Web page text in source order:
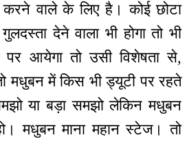
वाले के लिए है। कोई छोटा
देने वाला भी होगा तो भी
आयेगा तो उसी विशेषता से,
में किस भी ड्यूटी पर रहते
या बड़ा समझो लेकिन मधुबन
मधुबन माना महान स्टेज। तो